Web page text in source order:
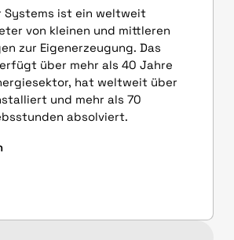
Systems ist ein weltweit
von kleinen und mittleren
zur Eigenerzeugung. Das
über mehr als 40 Jahre
hat weltweit über
und mehr als 70
absolviert.